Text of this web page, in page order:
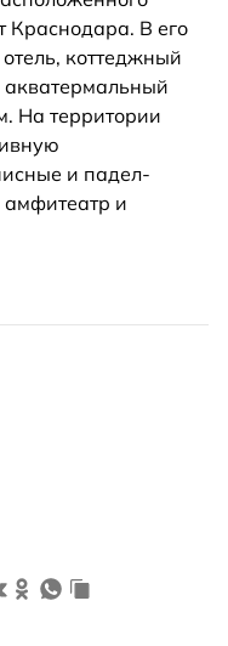
Краснодара. В его
коттеджный
акватермальный
На территории
и падел-
амфитеатр и